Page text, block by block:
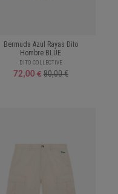
Bermuda Azul Rayas Dito
Hombre BLUE
DITO COLLECTIVE
72,00 € 80,00 €